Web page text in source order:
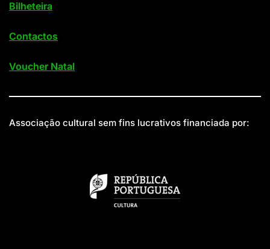
Bilheteira
Contactos
Voucher Natal
Associação cultural sem fins lucrativos financiada por: